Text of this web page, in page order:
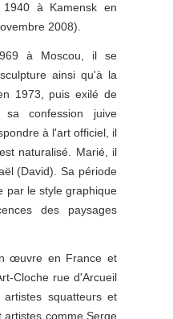
à Kamensk en
2008).
à Moscou, il se
ainsi qu'à la
1973, puis exilé de
confession juive
à l'art officiel, il
naturalisé. Marié, il
(David). Sa période
par le style graphique
des paysages
œuvre en France et
Cloche rue d'Arcueil
squatteurs et
artistes comme Serge